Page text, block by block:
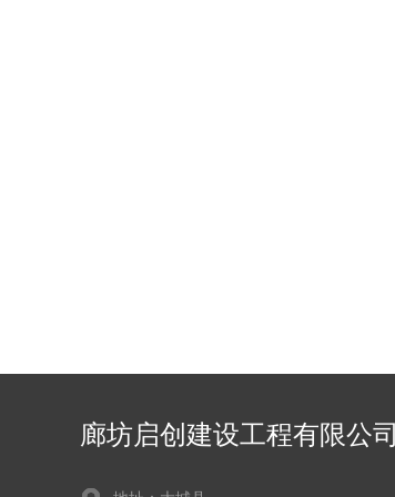
廊坊启创建设工程有限公司